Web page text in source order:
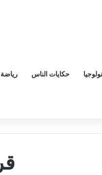
حكايات الناس رياضة